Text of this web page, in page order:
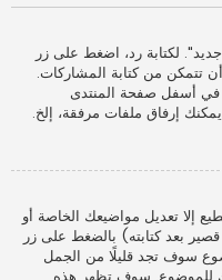
لكتابة رد، اضغط على زر
تتمكن من كتابة المشاركات.
في أسفل صفحة المنتدى
إرفاق ملفات مرفقة، إلخ.
إلا تعديل مواضيعك الخاصة أو
بعد كتابته) بالضغط على زر
سوف تجد قليلًا من الجمل